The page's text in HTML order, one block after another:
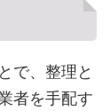
で、整理と
者を手配す